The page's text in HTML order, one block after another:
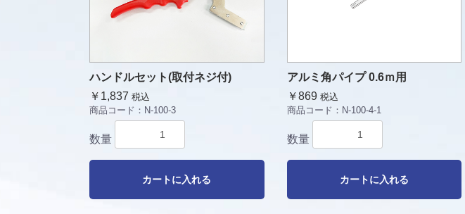
ハンドルセット(取付ネジ付)
￥1,837 税込
商品コード： N-100-3
数量
カートに入れる
アルミ角パイプ 0.6ｍ用
￥869 税込
商品コード： N-100-4-1
数量
カートに入れる